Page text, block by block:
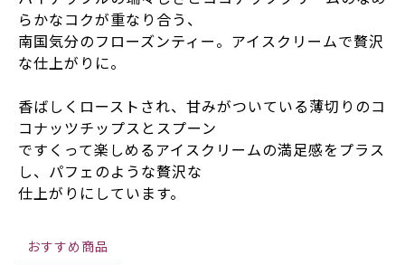
らかなコクが重なり合う、
南国気分のフローズンティー。アイスクリームで贅沢
な仕上がりに。
香ばしくローストされ、甘みがついている薄切りのコ
コナッツチップスとスプーン
ですくって楽しめるアイスクリームの満足感をプラス
し、パフェのような贅沢な
仕上がりにしています。
おすすめ商品